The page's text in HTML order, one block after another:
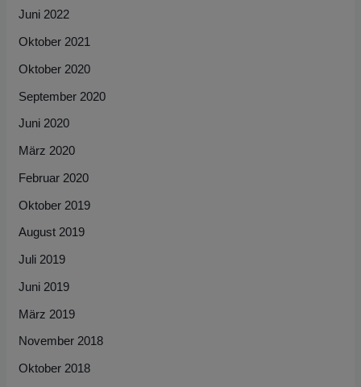
h
:
Juni 2022
Oktober 2021
Oktober 2020
September 2020
Juni 2020
März 2020
Februar 2020
Oktober 2019
August 2019
Juli 2019
Juni 2019
März 2019
November 2018
Oktober 2018